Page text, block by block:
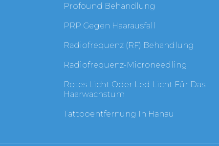
Profound Behandlung
PRP Gegen Haarausfall
Radiofrequenz (RF) Behandlung
Radiofrequenz-Microneedling
Rotes Licht Oder Led Licht Für Das
Haarwachstum
Tattooentfernung In Hanau